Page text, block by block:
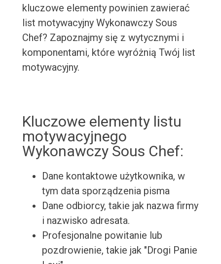
kluczowe elementy powinien zawierać
list motywacyjny Wykonawczy Sous
Chef? Zapoznajmy się z wytycznymi i
komponentami, które wyróżnią Twój list
motywacyjny.
Kluczowe elementy listu
motywacyjnego
Wykonawczy Sous Chef:
Dane kontaktowe użytkownika, w
tym data sporządzenia pisma
Dane odbiorcy, takie jak nazwa firmy
i nazwisko adresata.
Profesjonalne powitanie lub
pozdrowienie, takie jak "Drogi Panie